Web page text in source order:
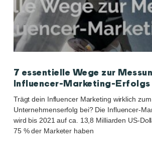
7 essentielle Wege zur
Influencer-Marketing-Erfolgs
Trägt dein Influencer Marketing wirklich zum
Unternehmenserfolg bei? Die Influencer-
wird bis 2021 auf ca. 13,8 Milliarden US-
75 % der Marketer haben